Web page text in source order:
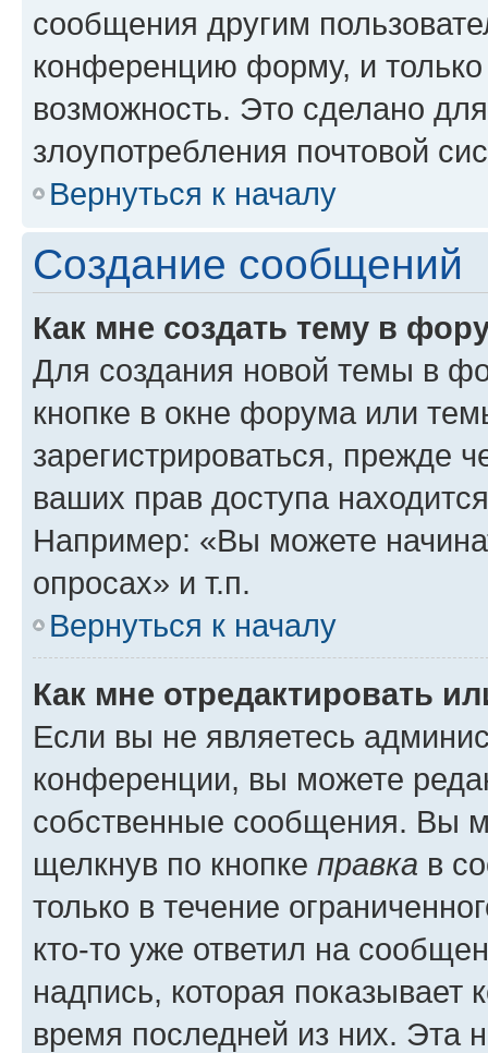
сообщения другим
конференцию форму, и
возможность. Это сделано
злоупотребления почтовой
Вернуться к началу
Создание сообщений
Как мне создать тему в
Для создания новой темы в
кнопке в окне форума или
зарегистрироваться, прежде
ваших прав доступа
Например: «Вы можете
опросах» и т.п.
Вернуться к началу
Как мне отредактировать
Если вы не являетесь
конференции, вы можете
собственные сообщения. Вы
щелкнув по кнопке правка в
только в течение
кто-то уже ответил на
надпись, которая показывает
время последней из них. Эта